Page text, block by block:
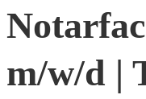
m/w/d |